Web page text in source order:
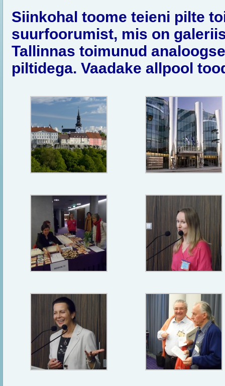
Siinkohal toome teieni pilte
suurfoorumist, mis on
Tallinnas toimunud
piltidega. Vaadake allpool